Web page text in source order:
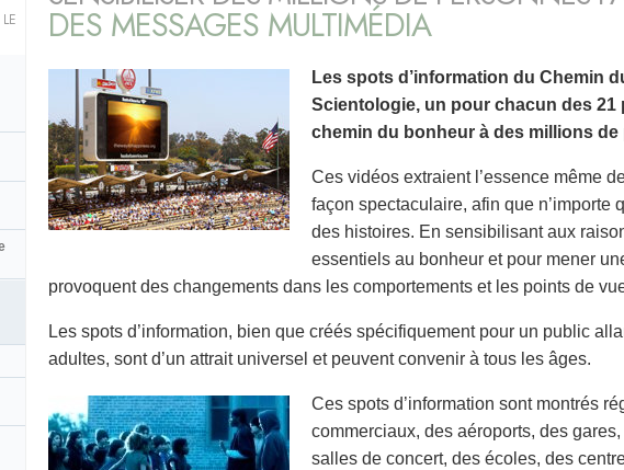
DES MESSAGES MULTIMÉDIA
Les spots d’information du Chemin
Scientologie, un pour chacun des
chemin du bonheur à des millions
Ces vidéos extraient l’essence même
façon spectaculaire, afin que n’importe
des histoires. En sensibilisant aux
essentiels au bonheur et pour mener
provoquent des changements dans les comportements et les points de
Les spots d’information, bien que créés spécifiquement pour un public
adultes, sont d’un attrait universel et peuvent convenir à tous les âges.
Ces spots d’information sont montrés
commerciaux, des aéroports, des
salles de concert, des écoles, des